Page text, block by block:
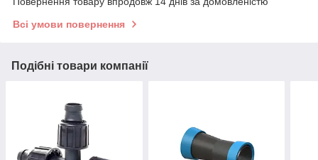
Всі умови повернення
Подібні товари компанії